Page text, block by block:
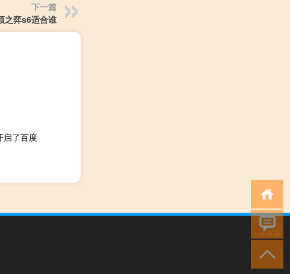
下一篇
之弈s6适合谁
启了百度
小男孩